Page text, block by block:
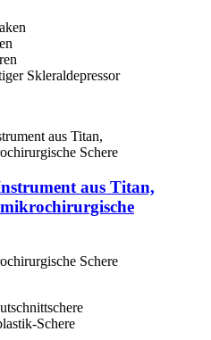
Skleraldepressor
aus Titan,
Schere
Schere